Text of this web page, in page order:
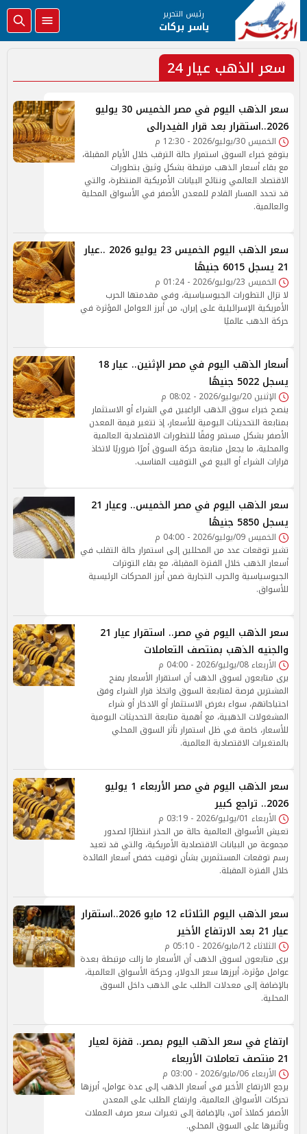
رئيس التحرير
ياسر بركات
سعر الذهب عيار 24
سعر الذهب اليوم في مصر الخميس 30 يوليو
2026..استقرار بعد قرار الفيدرالى
الخميس 30/يوليو/2026 - 12:30 م
يتوقع خبراء السوق استمرار حالة الترقب خلال الأيام المقبلة،
مع بقاء أسعار الذهب مرتبطة بشكل وثيق بتطورات
الاقتصاد العالمي ونتائج البيانات الأمريكية المنتظرة، والتي
قد تحدد المسار القادم للمعدن الأصفر في الأسواق المحلية
والعالمية.
سعر الذهب اليوم الخميس 23 يوليو 2026 ..عيار
21 يسجل 6015 جنيهًا
الخميس 23/يوليو/2026 - 01:24 م
لا تزال التطورات الجيوسياسية، وفي مقدمتها الحرب
الأمريكية الإسرائيلية على إيران، من أبرز العوامل المؤثرة في
حركة الذهب عالميًا
أسعار الذهب اليوم في مصر الإثنين.. عيار 18
يسجل 5022 جنيهًا
الإثنين 20/يوليو/2026 - 08:02 م
ينصح خبراء سوق الذهب الراغبين في الشراء أو الاستثمار
بمتابعة التحديثات اليومية للأسعار، إذ تتغير قيمة المعدن
الأصفر بشكل مستمر وفقًا للتطورات الاقتصادية العالمية
والمحلية، ما يجعل متابعة حركة السوق أمرًا ضروريًا لاتخاذ
قرارات الشراء أو البيع في التوقيت المناسب.
سعر الذهب اليوم في مصر الخميس.. وعيار 21
يسجل 5850 جنيهًا
الخميس 09/يوليو/2026 - 04:00 م
تشير توقعات عدد من المحللين إلى استمرار حالة التقلب في
أسعار الذهب خلال الفترة المقبلة، مع بقاء التوترات
الجيوسياسية والحرب التجارية ضمن أبرز المحركات الرئيسية
للأسواق.
سعر الذهب اليوم في مصر.. استقرار عيار 21
والجنيه الذهب بمنتصف التعاملات
الأربعاء 08/يوليو/2026 - 04:00 م
يرى متابعون لسوق الذهب أن استقرار الأسعار يمنح
المشترين فرصة لمتابعة السوق واتخاذ قرار الشراء وفق
احتياجاتهم، سواء بغرض الاستثمار أو الادخار أو شراء
المشغولات الذهبية، مع أهمية متابعة التحديثات اليومية
للأسعار، خاصة في ظل استمرار تأثر السوق المحلي
بالمتغيرات الاقتصادية العالمية.
سعر الذهب اليوم في مصر الأربعاء 1 يوليو
2026.. تراجع كبير
الأربعاء 01/يوليو/2026 - 03:19 م
تعيش الأسواق العالمية حالة من الحذر انتظارًا لصدور
مجموعة من البيانات الاقتصادية الأمريكية، والتي قد تعيد
رسم توقعات المستثمرين بشأن توقيت خفض أسعار الفائدة
خلال الفترة المقبلة.
سعر الذهب اليوم الثلاثاء 12 مايو 2026..استقرار
عيار 21 بعد الارتفاع الأخير
الثلاثاء 12/مايو/2026 - 05:10 م
يرى متابعون لسوق الذهب أن الأسعار ما زالت مرتبطة بعدة
عوامل مؤثرة، أبرزها سعر الدولار، وحركة الأسواق العالمية،
بالإضافة إلى معدلات الطلب على الذهب داخل السوق
المحلية.
ارتفاع في سعر الذهب اليوم بمصر.. قفزة لعيار
21 منتصف تعاملات الأربعاء
الأربعاء 06/مايو/2026 - 03:00 م
يرجع الارتفاع الأخير في أسعار الذهب إلى عدة عوامل، أبرزها
تحركات الأسواق العالمية، وارتفاع الطلب على المعدن
الأصفر كملاذ آمن، بالإضافة إلى تغيرات سعر صرف العملات
وتأثيرها على السوق المحلي.